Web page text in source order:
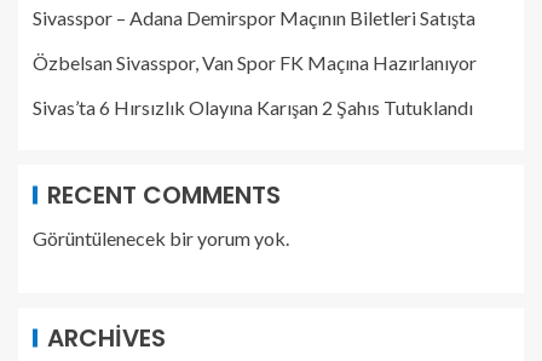
Sivasspor – Adana Demirspor Maçının Biletleri Satışta
Özbelsan Sivasspor, Van Spor FK Maçına Hazırlanıyor
Sivas’ta 6 Hırsızlık Olayına Karışan 2 Şahıs Tutuklandı
RECENT COMMENTS
Görüntülenecek bir yorum yok.
ARCHIVES